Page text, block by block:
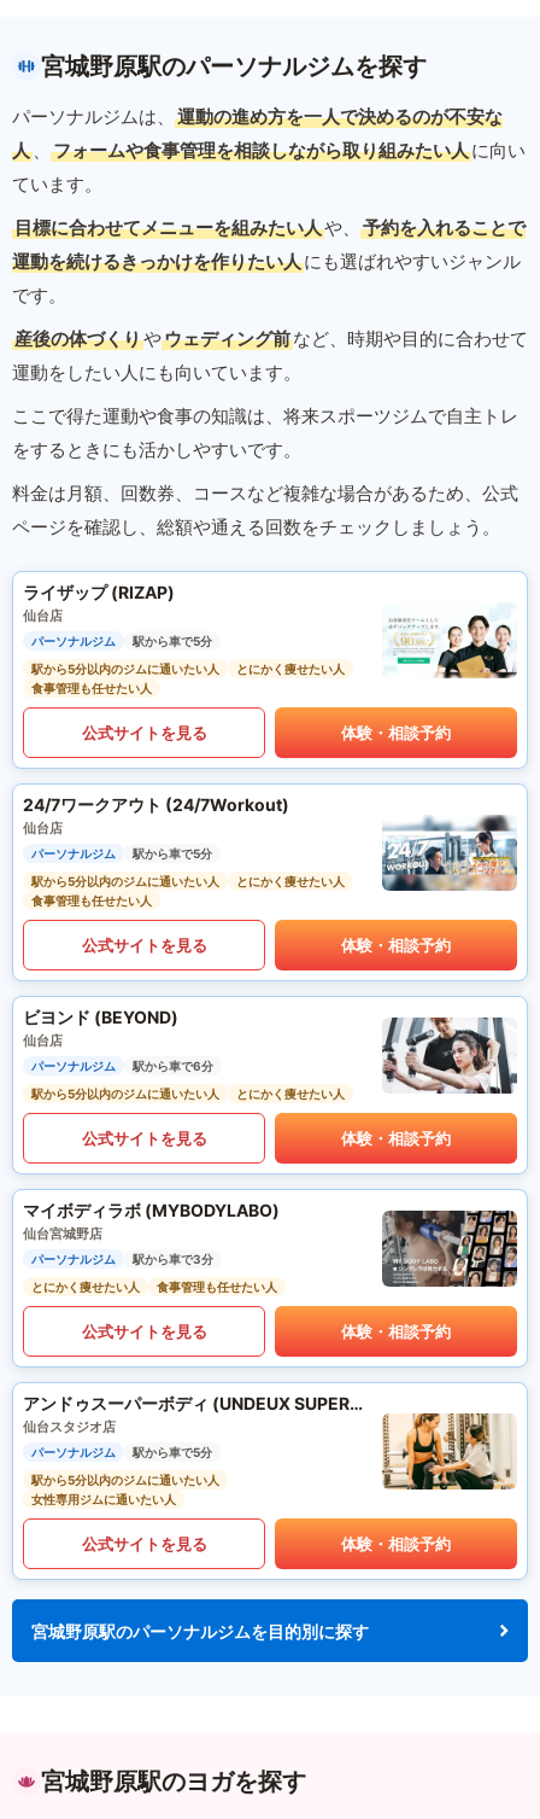
宮城野原駅のパーソナルジムを探す
パーソナルジムは、
運動の進め方を一人で決めるのが不安な
人 、 フォームや食事管理を相談しながら取り組みたい人に向い
ています。
目標に合わせてメニューを組みたい人や、
予約を入れることで
運動を続けるきっかけを作りたい人にも選ばれやすいジャンル
です。
産後の体づくりやウェディング前など、時期や目的に合わせて
運動をしたい人にも向いています。
ここで得た運動や食事の知識は、将来スポーツジムで自主トレ
をするときにも活かしやすいです。
料金は月額、回数券、コースなど複雑な場合があるため、公式
ページを確認し、総額や通える回数をチェックしましょう。
ライザップ (RIZAP)
仙台店
パーソナルジム
駅から車で5分
駅から5分以内のジムに通いたい人
とにかく痩せたい人
食事管理も任せたい人
公式サイトを見る 体験・相談予約
24/7ワークアウト (24/7Workout)
仙台店
パーソナルジム
駅から車で5分
駅から5分以内のジムに通いたい人
とにかく痩せたい人
食事管理も任せたい人
公式サイトを見る 体験・相談予約
ビヨンド (BEYOND)
仙台店
パーソナルジム
駅から車で6分
駅から5分以内のジムに通いたい人
とにかく痩せたい人
公式サイトを見る 体験・相談予約
マイボディラボ (MYBODYLABO)
仙台宮城野店
パーソナルジム
駅から車で3分
とにかく痩せたい人
食事管理も任せたい人
公式サイトを見る 体験・相談予約
アンドゥスーパーボディ (UNDEUX SUPERBODY)
仙台スタジオ店
パーソナルジム
駅から車で5分
駅から5分以内のジムに通いたい人
女性専用ジムに通いたい人
公式サイトを見る 体験・相談予約
宮城野原駅のパーソナルジムを目的別に探す
宮城野原駅のヨガを探す